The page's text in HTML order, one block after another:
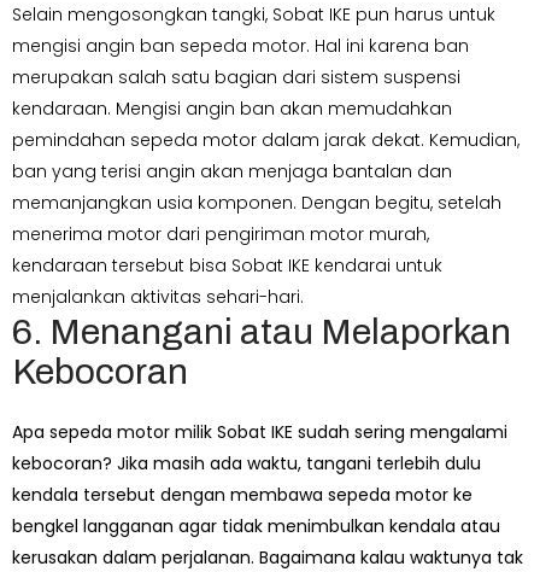
Selain mengosongkan tangki, Sobat IKE pun harus untuk
mengisi angin ban sepeda motor. Hal ini karena ban
merupakan salah satu bagian dari sistem suspensi
kendaraan. Mengisi angin ban akan memudahkan
pemindahan sepeda motor dalam jarak dekat. Kemudian,
ban yang terisi angin akan menjaga bantalan dan
memanjangkan usia komponen. Dengan begitu, setelah
menerima motor dari pengiriman motor murah,
kendaraan tersebut bisa Sobat IKE kendarai untuk
menjalankan aktivitas sehari-hari.
6. Menangani atau Melaporkan
Kebocoran
Apa sepeda motor milik Sobat IKE sudah sering mengalami
kebocoran? Jika masih ada waktu, tangani terlebih dulu
kendala tersebut dengan membawa sepeda motor ke
bengkel langganan agar tidak menimbulkan kendala atau
kerusakan dalam perjalanan. Bagaimana kalau waktunya tak